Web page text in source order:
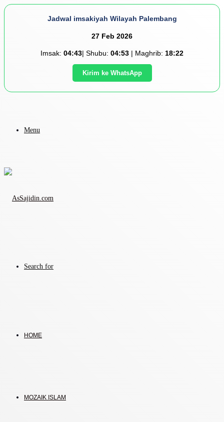
Jadwal imsakiyah Wilayah Palembang
27 Feb 2026
Imsak: 04:43| Shubu: 04:53 | Maghrib: 18:22
Kirim ke WhatsApp
Menu
Search for
HOME
MOZAIK ISLAM